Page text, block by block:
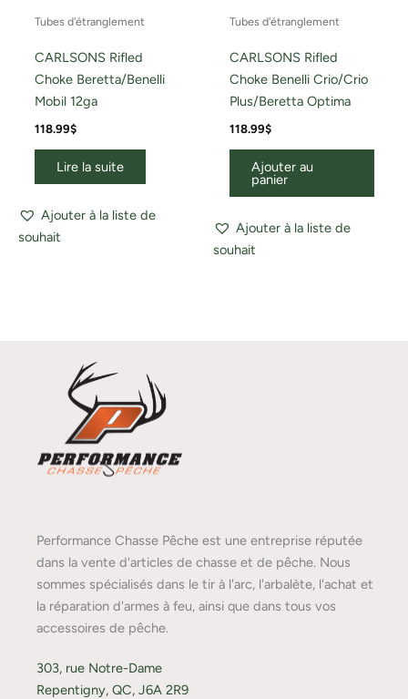
Tubes d'étranglement
CARLSONS Rifled
Choke Beretta/Benelli
Mobil 12ga
118.99$
Lire la suite
Ajouter à la liste de
souhait
Tubes d'étranglement
CARLSONS Rifled
Choke Benelli Crio/Crio
Plus/Beretta Optima
118.99$
Ajouter au
panier
Ajouter à la liste de
souhait
Performance Chasse Pêche est une entreprise réputée
dans la vente d'articles de chasse et de pêche. Nous
sommes spécialisés dans le tir à l'arc, l'arbalète, l'achat et
la réparation d'armes à feu, ainsi que dans tous vos
accessoires de pêche.
303, rue Notre-Dame
Repentigny, QC, J6A 2R9